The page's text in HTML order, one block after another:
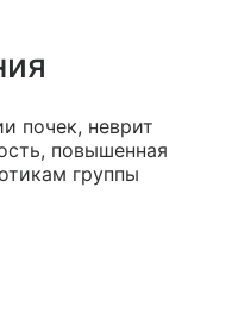
почек, неврит
повышенная
группы